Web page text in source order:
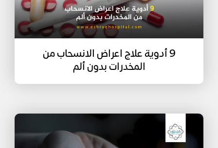
9 أدوية علاج اعراض الانسحاب من
المخدرات بدون ألم